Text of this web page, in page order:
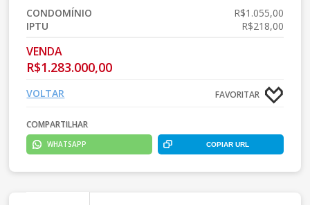
CONDOMÍNIO
R$1.055,00
IPTU
R$218,00
VENDA
R$1.283.000,00
FAVORITAR
VOLTAR
COMPARTILHAR
WHATSAPP COPIAR URL